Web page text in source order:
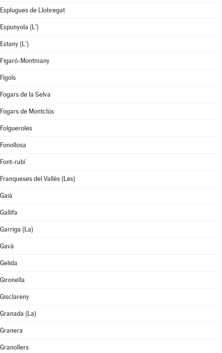
Esplugues de Llobregat
Espunyola (L')
Estany (L')
Figaró-Montmany
Fígols
Fogars de la Selva
Fogars de Montclús
Folgueroles
Fonollosa
Font-rubí
Franqueses del Vallès (Les)
Gaià
Gallifa
Garriga (La)
Gavà
Gelida
Gironella
Gisclareny
Granada (La)
Granera
Granollers